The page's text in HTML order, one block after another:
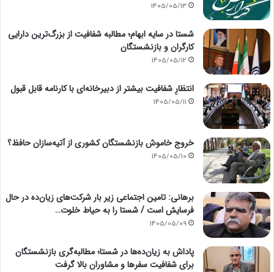
1405/05/13
شستا در سایه ابهام؛ مطالبه شفافیت از بزرگ‌ترین دارایی
کارگران و بازنشستگان
1405/05/12
انتظارِ شفافیت بیشتر از دبیرخانه‌ای با کارنامه قابل قبول
1405/05/11
خروج خاموش بازنشستگان کشوری از آتیه‌سازان حافظ؟
1405/05/10
برهانی: تامین اجتماعی زیر بار شرکت‌های زیان‌ده در حال
فرسایش است / شستا را به حیاط خلوت…
1405/05/09
پاداش به زیان‌ده‌ها در شستا؛ مطالبه‌گری بازنشستگان
برای شفافیت سفرها و مشاوران بالا گرفت